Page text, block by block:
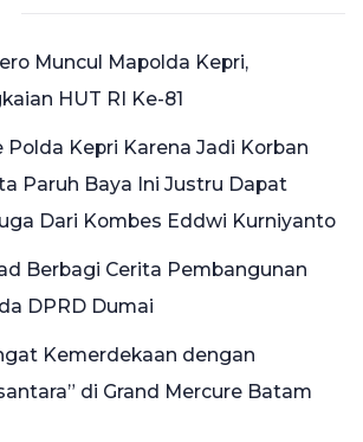
Muncul Mapolda Kepri,
HUT RI Ke-81
Polda Kepri Karena Jadi Korban
Paruh Baya Ini Justru Dapat
Dari Kombes Eddwi Kurniyanto
Berbagi Cerita Pembangunan
DPRD Dumai
Kemerdekaan dengan
di Grand Mercure Batam